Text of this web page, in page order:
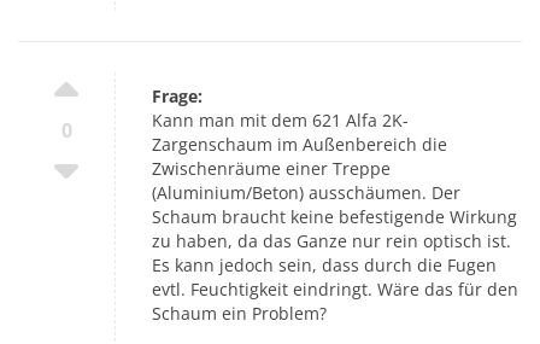
0
Frage:
Kann man mit dem 621 Alfa 2K-
Zargenschaum im Außenbereich die
Zwischenräume einer Treppe
(Aluminium/Beton) ausschäumen. Der
Schaum braucht keine befestigende Wirkung
zu haben, da das Ganze nur rein optisch ist.
Es kann jedoch sein, dass durch die Fugen
evtl. Feuchtigkeit eindringt. Wäre das für den
Schaum ein Problem?